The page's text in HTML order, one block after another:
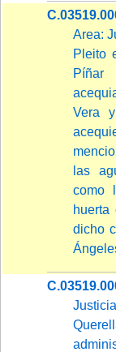
Area:
Pleito
Píñar
Vera
las
como
dicho